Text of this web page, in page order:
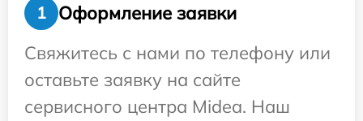
1
Оформление заявки
Свяжитесь с нами по телефону или
оставьте заявку на сайте
сервисного центра Midea. Наш